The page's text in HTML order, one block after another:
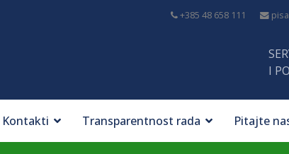
+385 48 658 111
I
Kontakti Transparentnost rada Pitajte